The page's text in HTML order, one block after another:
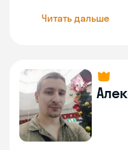
Читать дальше